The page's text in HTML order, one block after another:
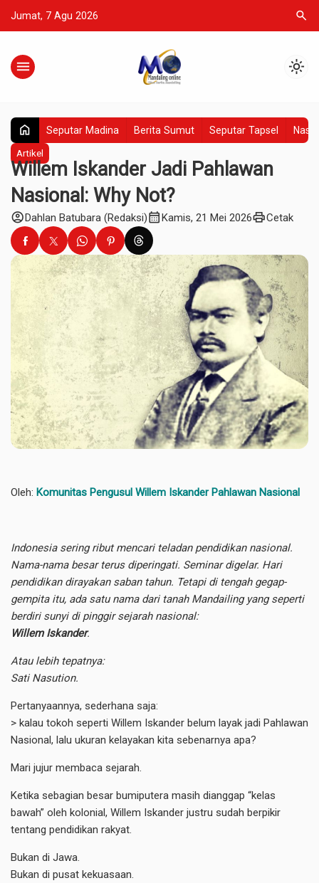
Jumat, 7 Agu 2026 search
menu light_mode
home Seputar Madina Berita Sumut Seputar Tapsel
Artikel
Willem Iskander Jadi Pahlawan
Nasional: Why Not?
account_circleDahlan Batubara (Redaksi)calendar_monthKamis, 21 Mei 2026printCetak
Oleh: Komunitas Pengusul Willem Iskander Pahlawan Nasional
Indonesia sering ribut mencari teladan pendidikan nasional.
Nama-nama besar terus diperingati. Seminar digelar. Hari
pendidikan dirayakan saban tahun. Tetapi di tengah gegap-
gempita itu, ada satu nama dari tanah Mandailing yang seperti
berdiri sunyi di pinggir sejarah nasional:
Willem Iskander.
Atau lebih tepatnya:
Sati Nasution.
Pertanyaannya, sederhana saja:
> kalau tokoh seperti Willem Iskander belum layak jadi Pahlawan
Nasional, lalu ukuran kelayakan kita sebenarnya apa?
Mari jujur membaca sejarah.
Ketika sebagian besar bumiputera masih dianggap “kelas
bawah” oleh kolonial, Willem Iskander justru sudah berpikir
tentang pendidikan rakyat.
Bukan di Jawa.
Bukan di pusat kekuasaan.